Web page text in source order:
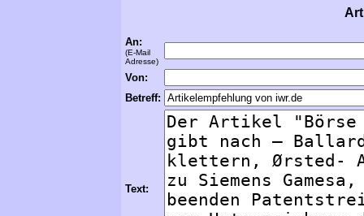
An:
(E-Mail
Adresse)
Von:
Betreff:
Text: